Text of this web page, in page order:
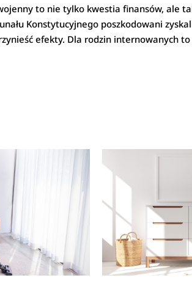
to nie tylko kwestia finansów, ale
Konstytucyjnego poszkodowani
efekty. Dla rodzin internowanych